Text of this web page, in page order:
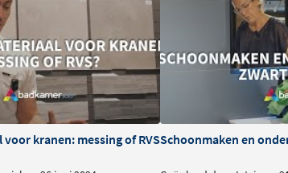
kranen: messing of RVSSchoonmaken en